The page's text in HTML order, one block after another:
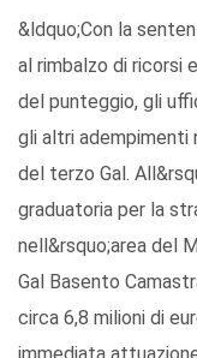
&ldquo;Con la
al rimbalzo di ricorsi
del punteggio, gli
gli altri adempimenti
del terzo Gal.
graduatoria per la
nell&rsquo;area del
Gal Basento
circa 6,8 milioni di